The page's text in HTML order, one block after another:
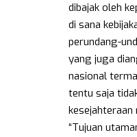
dibajak oleh
di sana
perundang-
yang juga
nasional
tentu saja
kesejahteraan
“Tujuan